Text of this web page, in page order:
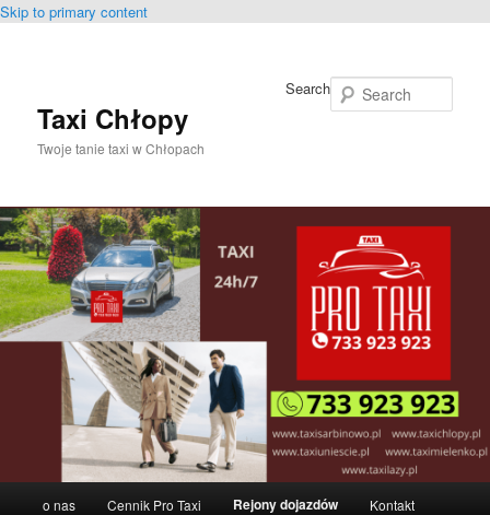
Skip to primary content
Taxi Chłopy
Twoje tanie taxi w Chłopach
Search
o nas Cennik Pro Taxi Rejony dojazdów Kontakt